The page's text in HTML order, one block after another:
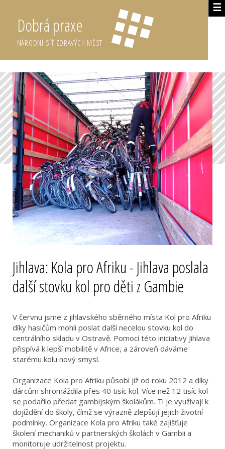
☰
Dobrá praxe
NÁRODNÍ SÍŤ ZDRAVÝCH MĚST
Jihlava: Kola pro Afriku - Jihlava poslala
další stovku kol pro děti z Gambie
V červnu jsme z jihlavského sběrného místa Kol pro Afriku
díky hasičům mohli poslat další necelou stovku kol do
centrálního skladu v Ostravě. Pomocí této iniciativy Jihlava
přispívá k lepší mobilitě v Africe, a zároveň dáváme
starému kolu nový smysl.
Organizace Kola pro Afriku působí již od roku 2012 a díky
dárcům shromáždila přes 40 tisíc kol. Více než 12 tisíc kol
se podařilo předat gambijským školákům. Ti je využívají k
dojíždění do školy, čímž se výrazně zlepšují jejich životní
podmínky. Organizace Kola pro Afriku také zajišťuje
školení mechaniků v partnerských školách v Gambii a
monitoruje udržitelnost projektu.